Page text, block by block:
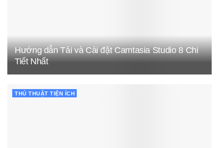
Hướng dẫn Tải và Cài đặt Camtasia Studio 8 Chi
Tiết Nhất
THỦ THUẬT TIỆN ÍCH